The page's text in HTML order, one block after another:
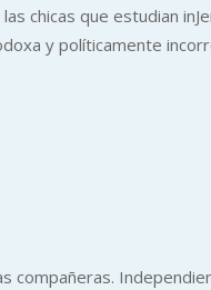
chicas que estudian
y políticamente
compañeras.